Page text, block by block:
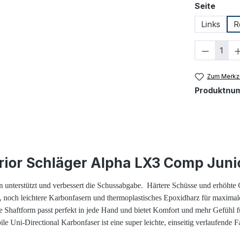
Seite
Links
Zum
Schläger Alpha LX3 Comp
und verbessert die Schussabgabe. Härtere Schüsse und erhöhte
leichtere Karbonfasern und thermoplastisches Epoxidharz für
passt perfekt in jede Hand und bietet Komfort und mehr Gefühl
Directional Karbonfaser ist eine super leichte, einseitig verlaufende